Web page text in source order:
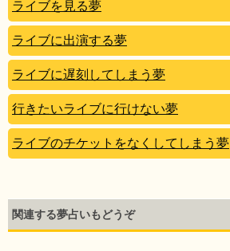
ライブを見る夢
ライブに出演する夢
ライブに遅刻してしまう夢
行きたいライブに行けない夢
ライブのチケットをなくしてしまう夢
関連する夢占いもどうぞ